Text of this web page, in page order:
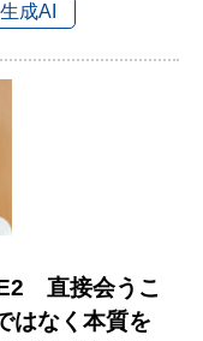
生成AI
直接会うこ
はなく本質を